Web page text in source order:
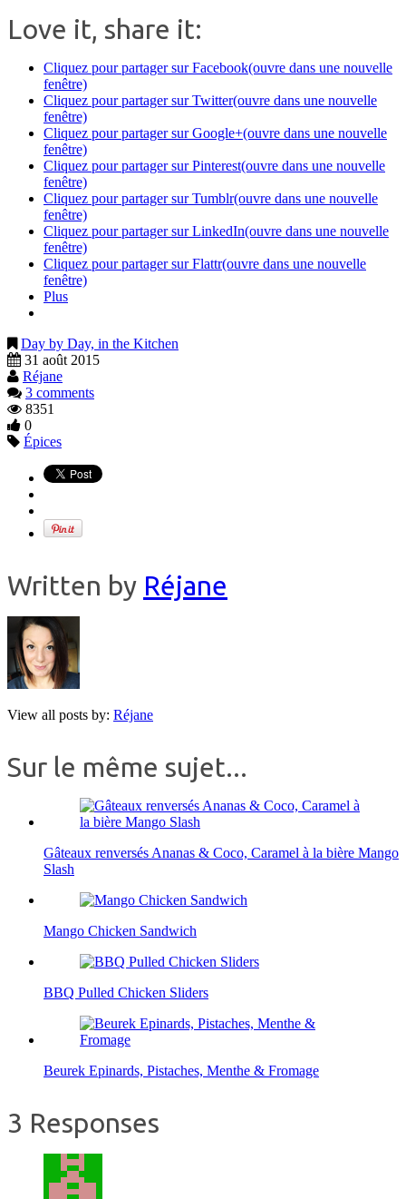
Love it, share it:
Cliquez pour partager sur Facebook(ouvre dans une nouvelle
fenêtre)
Cliquez pour partager sur Twitter(ouvre dans une nouvelle
fenêtre)
Cliquez pour partager sur Google+(ouvre dans une nouvelle
fenêtre)
Cliquez pour partager sur Pinterest(ouvre dans une nouvelle
fenêtre)
Cliquez pour partager sur Tumblr(ouvre dans une nouvelle
fenêtre)
Cliquez pour partager sur LinkedIn(ouvre dans une nouvelle
fenêtre)
Cliquez pour partager sur Flattr(ouvre dans une nouvelle
fenêtre)
Plus
Day by Day, in the Kitchen
31 août 2015
Réjane
3 comments
8351
0
Épices
Written by Réjane
View all posts by: Réjane
Sur le même sujet...
Gâteaux renversés Ananas & Coco, Caramel à la bière Mango
Slash
Mango Chicken Sandwich
BBQ Pulled Chicken Sliders
Beurek Epinards, Pistaches, Menthe & Fromage
3 Responses